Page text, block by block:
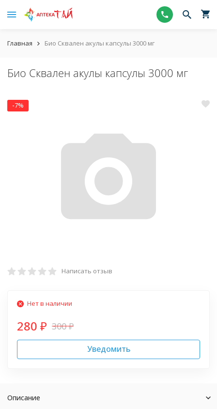
Главная Био Сквален акулы капсулы 3000 мг
Био Сквален акулы капсулы 3000 мг
-7%
Написать отзыв
Нет в наличии
280 ₽ 300₽
Уведомить
Описание